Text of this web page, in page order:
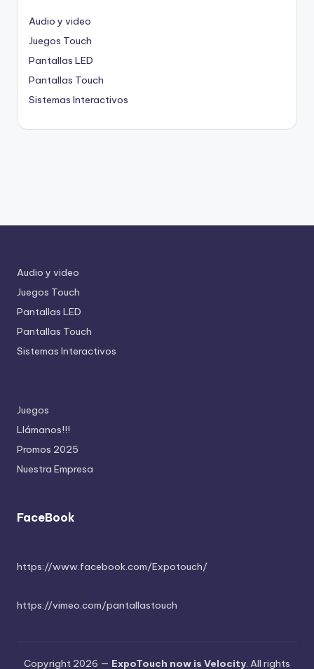
Audio y video
Juegos Touch
Pantallas LED
Pantallas Touch
Sistemas Interactivos
Audio y video
Juegos Touch
Pantallas LED
Pantallas Touch
Sistemas Interactivos
Juegos
Llámanos!!!
Promos 2025
Nuestra Empresa
FaceBook
https://www.facebook.com/Expotouch/
https://vimeo.com/pantallastouch
Copyright 2026 — ExpoTouch now is Velocity. All rights